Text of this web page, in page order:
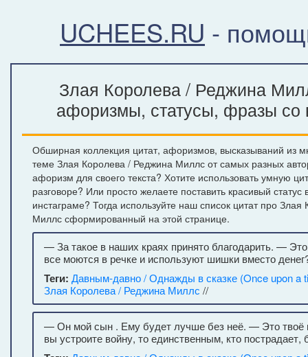
UCHEES.RU -
Злая Королева / Реджина
афоризмы, статусы, фразы со
Обширная коллекция цитат, афоризмов, высказываний из
теме Злая Королева / Реджина Миллс от самых разных
афоризм для своего текста? Хотите использовать умную
разговоре? Или просто желаете поставить красивый статус
инстаграме? Тогда используйте наш список цитат про
Миллс сформированный на этой странице.
— За такое в наших краях принято благодарить. —
все моются в речке и используют шишки вместо
Теги: Давным-давно / Однажды в сказке (Once upon a
Злая Королева / Реджина Миллс //
— Он мой сын . Ему будет лучше без неё. — Это твоё
вы устроите войну, то единственным, кто пострадает,